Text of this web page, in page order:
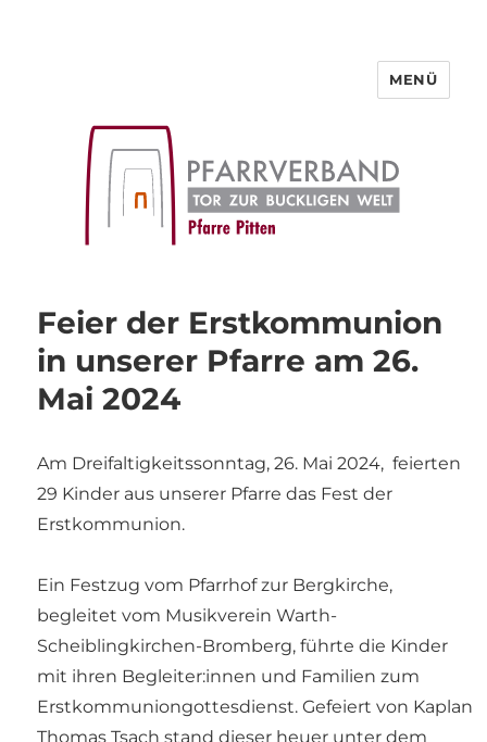
MENÜ
Feier der Erstkommunion
in unserer Pfarre am 26.
Mai 2024
Am Dreifaltigkeitssonntag, 26. Mai 2024, feierten
29 Kinder aus unserer Pfarre das Fest der
Erstkommunion.
Ein Festzug vom Pfarrhof zur Bergkirche,
begleitet vom Musikverein Warth-
Scheiblingkirchen-Bromberg, führte die Kinder
mit ihren Begleiter:innen und Familien zum
Erstkommuniongottesdienst. Gefeiert von Kaplan
Thomas Tsach stand dieser heuer unter dem